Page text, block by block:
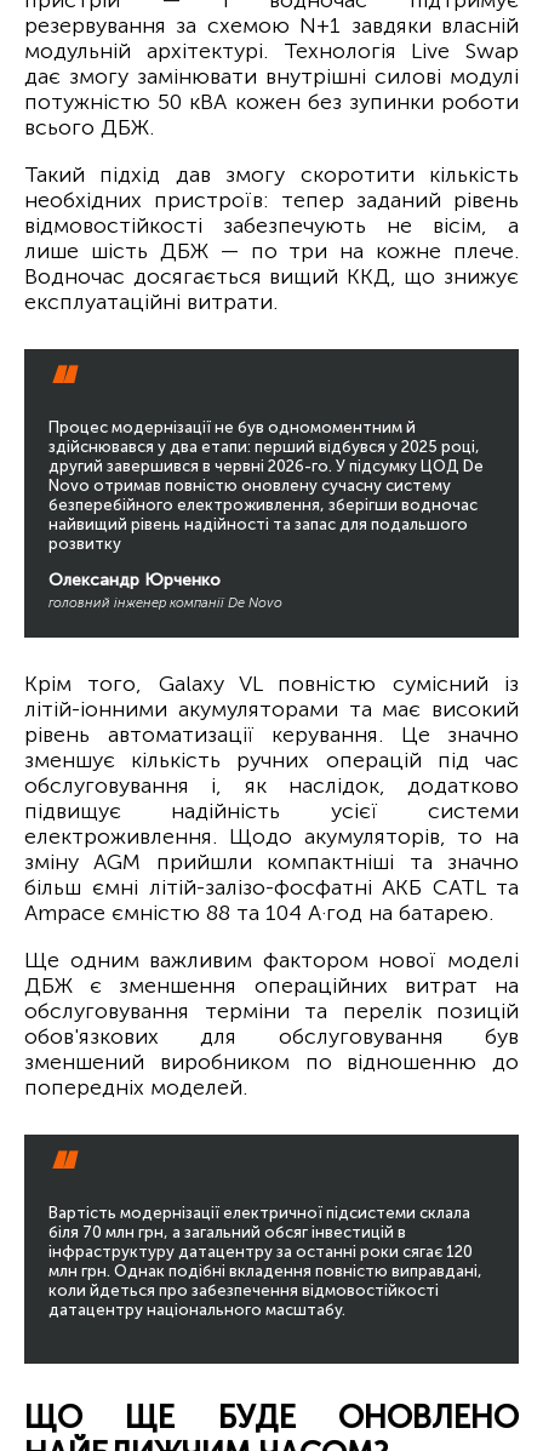
резервування за схемою N+1 завдяки власній
модульній архітектурі. Технологія Live Swap
дає змогу замінювати внутрішні силові модулі
потужністю 50 кВА кожен без зупинки роботи
всього ДБЖ.
Такий підхід дав змогу скоротити кількість
необхідних пристроїв: тепер заданий рівень
відмовостійкості забезпечують не вісім, а
лише шість ДБЖ — по три на кожне плече.
Водночас досягається вищий ККД, що знижує
експлуатаційні витрати.
“
Процес модернізації не був одномоментним й
здійснювався у два етапи: перший відбувся у 2025 році,
другий завершився в червні 2026-го. У підсумку ЦОД De
Novo отримав повністю оновлену сучасну систему
безперебійного електроживлення, зберігши водночас
найвищий рівень надійності та запас для подальшого
розвитку
Олександр Юрченко
головний інженер компанії De Novo
Крім того, Galaxy VL повністю сумісний із
літій-іонними акумуляторами та має високий
рівень автоматизації керування. Це значно
зменшує кількість ручних операцій під час
обслуговування і, як наслідок, додатково
підвищує надійність усієї системи
електроживлення. Щодо акумуляторів, то на
зміну AGM прийшли компактніші та значно
більш ємні літій-залізо-фосфатні АКБ CATL та
Ampace ємністю 88 та 104 А·год на батарею.
Ще одним важливим фактором нової моделі
ДБЖ є зменшення операційних витрат на
обслуговування терміни та перелік позицій
обов'язкових для обслуговування був
зменшений виробником по відношенню до
попередніх моделей.
“
Вартість модернізації електричної підсистеми склала
біля 70 млн грн, а загальний обсяг інвестицій в
інфраструктуру датацентру за останні роки сягає 120
млн грн. Однак подібні вкладення повністю виправдані,
коли йдеться про забезпечення відмовостійкості
датацентру національного масштабу.
ЩО ЩЕ БУДЕ ОНОВЛЕНО